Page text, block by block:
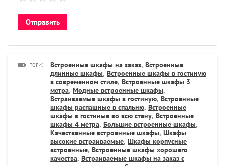
теги: Встроенные шкафы на заказ, Встроенные
длинные шкафы, Встроенные шкафы в гостиную
в современном стиле, Встроенные шкафы 3
метра, Модные встроенные шкафы,
Встраиваемые шкафы в гостиную, Встроенные
шкафы распашные в спальню, Встроенные
шкафы в гостиные во всю стену, Встроенные
шкафы 4 метра, Большие встроенные шкафы,
Качественные встроенные шкафы, Шкафы
высокие встраиваемые, Шкафы корпусные
встроенные, Встроенные шкафы хорошего
качества, Встраиваемые шкафы на заказ с